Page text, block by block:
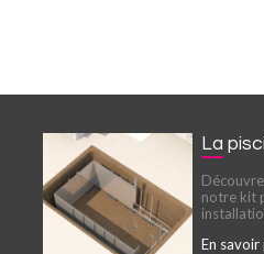
La
notre kit
En savoir